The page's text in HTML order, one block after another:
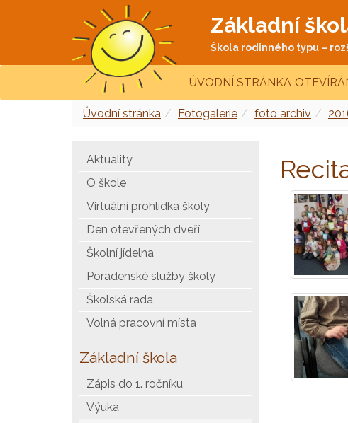
Základní
Škola rodinného typu –
ÚVODNÍ STRÁNKA
Úvodní stránka Fotogalerie foto archiv
Aktuality
O škole
Virtuální prohlídka školy
Den otevřených dveří
Školní jídelna
Poradenské služby školy
Školská rada
Volná pracovní místa
Základní škola
Zápis do 1. ročníku
Výuka